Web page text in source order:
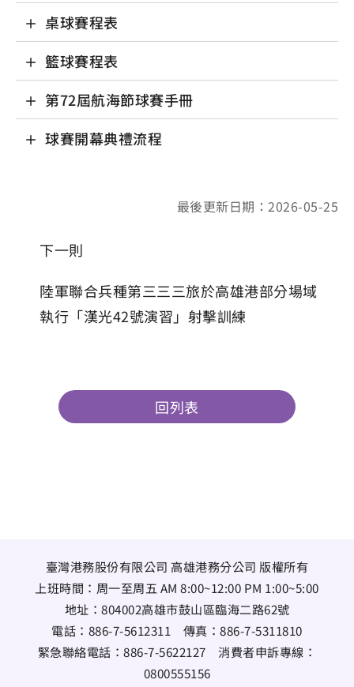
桌球賽程表
籃球賽程表
第72屆航海節球賽手冊
球賽開幕典禮流程
最後更新日期：2026-05-25
下一則
陸軍聯合兵種第三三三旅於高雄港部分場域
執行「漢光42號演習」射擊訓練
回列表
臺灣港務股份有限公司 高雄港務分公司 版權所有
上班時間：周一至周五 AM 8:00~12:00 PM 1:00~5:00
地址： 804002高雄市鼓山區臨海二路62號
電話： 886-7-5612311 傳真：886-7-5311810
緊急聯絡電話：886-7-5622127消費者申訴專線：
0800555156